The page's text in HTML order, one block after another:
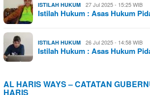
ISTILAH HUKUM 27 Jul 2025 - 15:25 WIB
Istilah Hukum : Asas Hukum
ISTILAH HUKUM 26 Jul 2025 - 14:58 WIB
Istilah Hukum : Asas Hukum
AL HARIS WAYS – CATATAN
HARIS